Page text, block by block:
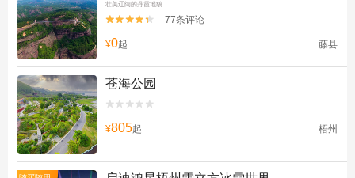
壮美辽阔的丹霞地貌

 77条评论
¥0起 藤县
苍海公园


¥805起 梧州